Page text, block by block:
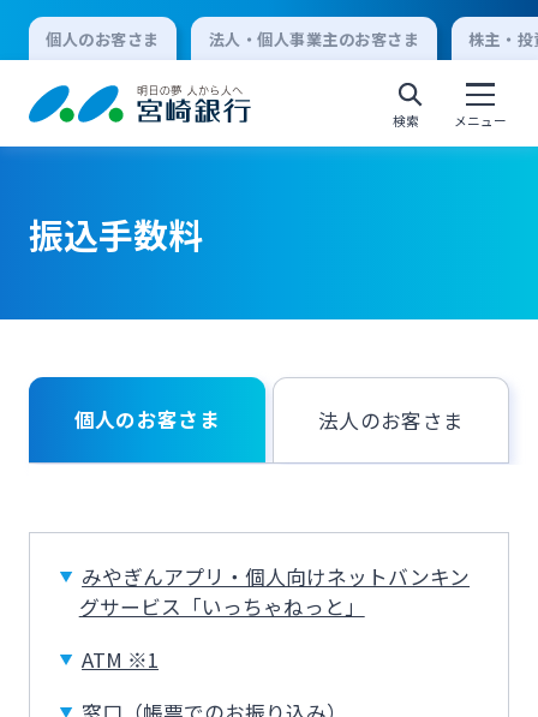
個人のお客さま 法人・個人事業主のお客さま 株主・
検索 メニュー
個人向けインターネットバンキング
ログオン
法人向けインターネットバンキング
みやぎんMikatanoシリーズ
振込手数料
個人のお客さま 法人のお客さま
みやぎんアプリ・個人向けネットバンキン
グサービス「いっちゃねっと」
ATM ※1